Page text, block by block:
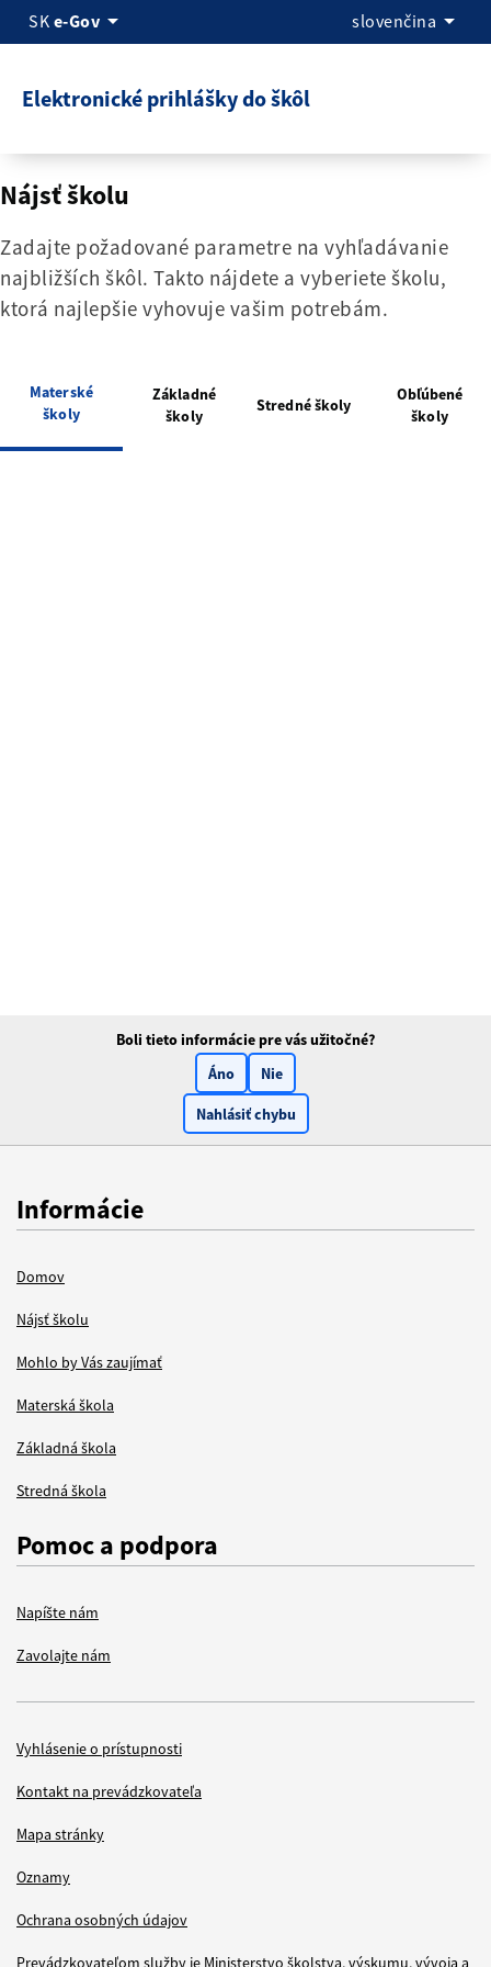
SK e-Gov arrow_drop_down slovenčina arrow_drop_down
Elektronické prihlášky do škôl
Nájsť školu
Zadajte požadované parametre na vyhľadávanie
najbližších škôl. Takto nájdete a vyberiete školu,
ktorá najlepšie vyhovuje vašim potrebám.
Materské
školy
Základné
školy
Stredné školy
Obľúbené
školy
Boli tieto informácie pre vás užitočné?
Áno
Nie
Nahlásiť chybu
Informácie
Domov
Nájsť školu
Mohlo by Vás zaujímať
Materská škola
Základná škola
Stredná škola
Pomoc a podpora
Napíšte nám
Zavolajte nám
Items
Vyhlásenie o prístupnosti
Kontakt na prevádzkovateľa
Mapa stránky
Oznamy
Ochrana osobných údajov
Prevádzkovateľom služby je Ministerstvo školstva, výskumu, vývoja a